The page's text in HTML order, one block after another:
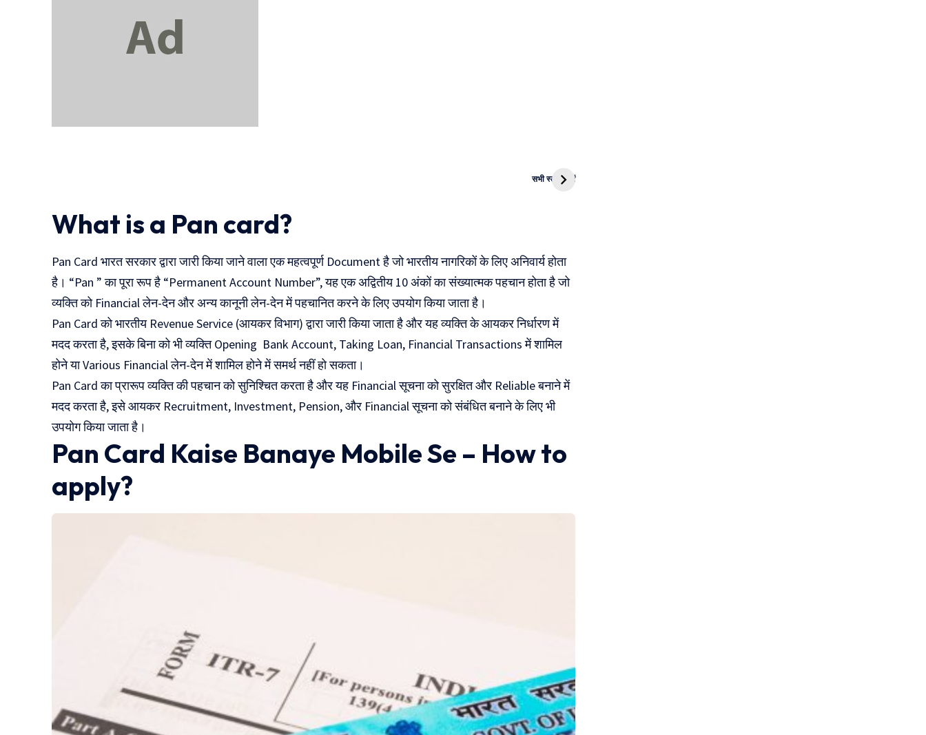
सभी स्टोरी देखें
में Career?
What is a Pan card?
Pan Card भारत सरकार द्वारा जारी किया जाने वाला एक महत्वपूर्ण Document है जो भारतीय नागरिकों के लिए अनिवार्य होता
है। “Pan ” का पूरा रूप है “Permanent Account Number”, यह एक अद्वितीय 10 अंकों का संख्यात्मक पहचान होता है जो
व्यक्ति को Financial लेन-देन और अन्य कानूनी लेन-देन में पहचानित करने के लिए उपयोग किया जाता है।
Pan Card को भारतीय Revenue Service (आयकर विभाग) द्वारा जारी किया जाता है और यह व्यक्ति के आयकर निर्धारण में
मदद करता है, इसके बिना को भी व्यक्ति Opening Bank Account, Taking Loan, Financial Transactions में शामिल
होने या Various Financial लेन-देन में शामिल होने में समर्थ नहीं हो सकता।
Pan Card का प्रारूप व्यक्ति की पहचान को सुनिश्चित करता है और यह Financial सूचना को सुरक्षित और Reliable बनाने में
मदद करता है, इसे आयकर Recruitment, Investment, Pension, और Financial सूचना को संबंधित बनाने के लिए भी
उपयोग किया जाता है।
Pan Card Kaise Banaye Mobile Se – How to
apply?